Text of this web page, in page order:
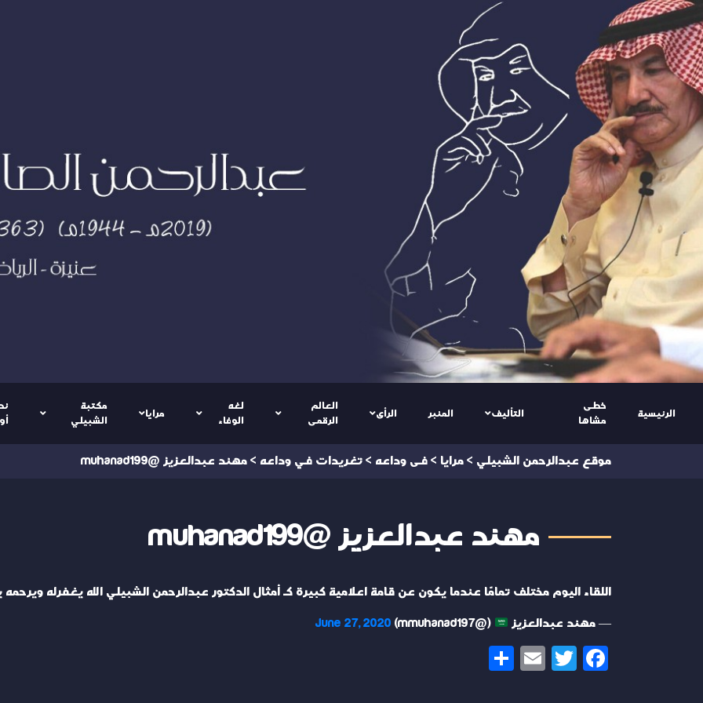
الرئيسية
خطى
مشاها
التأليف المنبر الرأى
العالم
الرقمى
لغه
الوفاء
مرايا
مكتبة
الشبيلي
موقع عبدالرحمن الشبيلي > مرايا > فى وداعه > تغريدات في وداعه > مهند عبدالعزيز @muhanad199
مهند عبدالعزيز @muhanad199
اللقاء اليوم مختلف تمامًا عندما يكون عن قامة اعلامية كبيرة كـ أمثال الدكتور عبدالرحمن الشبيلي الله يغفرله ويرحمه
— مهند عبدالعزيز (@mmuhanad197)
June 27, 2020
Facebook
Twitter
Email